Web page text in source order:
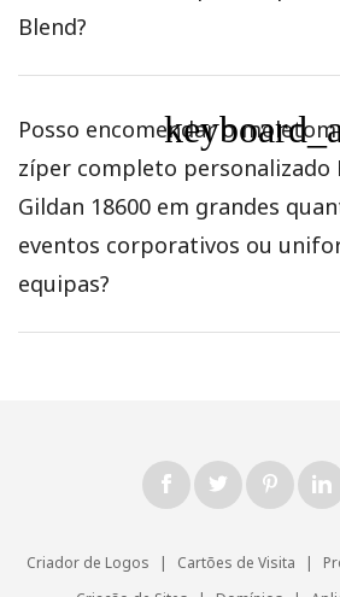
Blend?
Posso encomendar o
zíper completo personalizado
Gildan 18600 em grandes
eventos corporativos ou
equipas?
Criador de Logos | Cartões de Visita |